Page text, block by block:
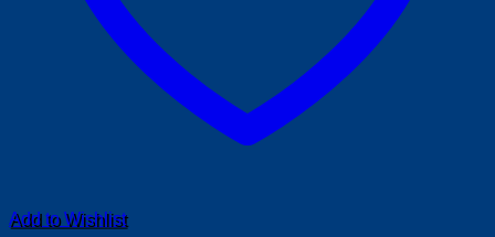
Add to Wishlist